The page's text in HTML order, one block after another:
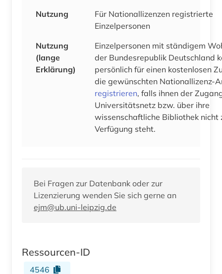
Nutzung
Für Nationallizenzen registrierte
Einzelpersonen
Nutzung
(lange
Erklärung)
Einzelpersonen mit ständigem
der Bundesrepublik Deutschland
persönlich für einen kostenlosen
die gewünschten Nationallizenz-
registrieren, falls ihnen der
Universitätsnetz bzw. über ihre
wissenschaftliche Bibliothek nicht
Verfügung steht.
Bei Fragen zur Datenbank oder zur
Lizenzierung wenden Sie sich gerne an
ejm@ub.uni-leipzig.de
Ressourcen-ID
4546